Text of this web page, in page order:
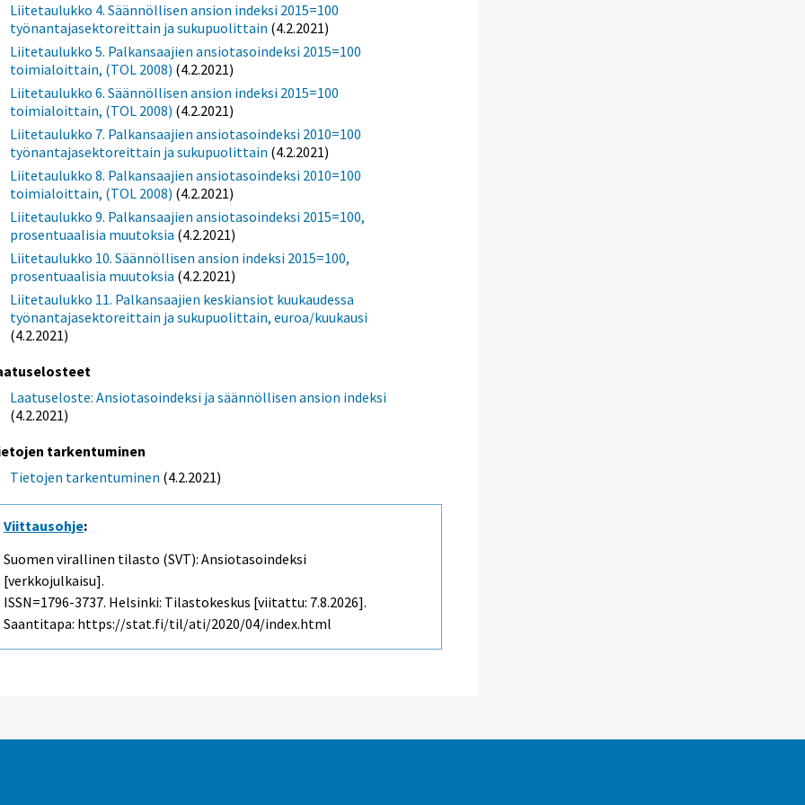
Liitetaulukko 4. Säännöllisen ansion indeksi 2015=100
työnantajasektoreittain ja sukupuolittain (4.2.2021)
Liitetaulukko 5. Palkansaajien ansiotasoindeksi 2015=100
toimialoittain, (TOL 2008) (4.2.2021)
Liitetaulukko 6. Säännöllisen ansion indeksi 2015=100
toimialoittain, (TOL 2008) (4.2.2021)
Liitetaulukko 7. Palkansaajien ansiotasoindeksi 2010=100
työnantajasektoreittain ja sukupuolittain (4.2.2021)
Liitetaulukko 8. Palkansaajien ansiotasoindeksi 2010=100
toimialoittain, (TOL 2008) (4.2.2021)
Liitetaulukko 9. Palkansaajien ansiotasoindeksi 2015=100,
prosentuaalisia muutoksia (4.2.2021)
Liitetaulukko 10. Säännöllisen ansion indeksi 2015=100,
prosentuaalisia muutoksia (4.2.2021)
Liitetaulukko 11. Palkansaajien keskiansiot kuukaudessa
työnantajasektoreittain ja sukupuolittain, euroa/kuukausi
(4.2.2021)
Laatuseloste: Ansiotasoindeksi ja säännöllisen ansion indeksi
(4.2.2021)
tarkentuminen
Tietojen tarkentuminen (4.2.2021)
Viittausohje:
Suomen virallinen tilasto (SVT): Ansiotasoindeksi
[verkkojulkaisu].
ISSN=1796-3737. Helsinki: Tilastokeskus [viitattu: 7.8.2026].
Saantitapa: https://stat.fi/til/ati/2020/04/index.html